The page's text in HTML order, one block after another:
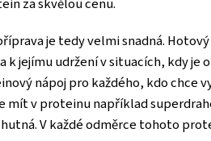
za skvělou cenu.
je tedy velmi snadná.
jejímu udržení v situacích, kdy je
nápoj pro každého, kdo chce
v proteinu například
V každé odměrce tohoto